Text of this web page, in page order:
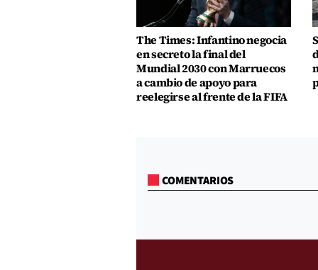
The Times: Infantino negocia
en secreto la final del
Mundial 2030 con Marruecos
a cambio de apoyo para
reelegirse al frente de la FIFA
COMENTARIOS